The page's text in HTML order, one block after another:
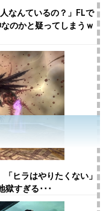
なんているの？」FLで
のかと疑ってしまうｗ
ヒラはやりたくない」
獄すぎる･･･